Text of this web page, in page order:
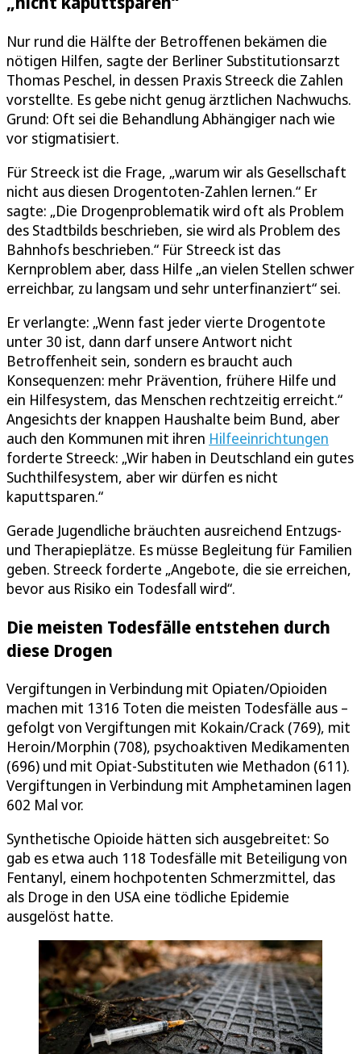
Nur rund die Hälfte der Betroffenen bekämen die
nötigen Hilfen, sagte der Berliner Substitutionsarzt
Thomas Peschel, in dessen Praxis Streeck die Zahlen
vorstellte. Es gebe nicht genug ärztlichen Nachwuchs.
Grund: Oft sei die Behandlung Abhängiger nach wie
vor stigmatisiert.
Für Streeck ist die Frage, „warum wir als Gesellschaft
nicht aus diesen Drogentoten-Zahlen lernen.“ Er
sagte: „Die Drogenproblematik wird oft als Problem
des Stadtbilds beschrieben, sie wird als Problem des
Bahnhofs beschrieben.“ Für Streeck ist das
Kernproblem aber, dass Hilfe „an vielen Stellen schwer
erreichbar, zu langsam und sehr unterfinanziert“ sei.
Er verlangte: „Wenn fast jeder vierte Drogentote
unter 30 ist, dann darf unsere Antwort nicht
Betroffenheit sein, sondern es braucht auch
Konsequenzen: mehr Prävention, frühere Hilfe und
ein Hilfesystem, das Menschen rechtzeitig erreicht.“
Angesichts der knappen Haushalte beim Bund, aber
auch den Kommunen mit ihren Hilfeeinrichtungen
forderte Streeck: „Wir haben in Deutschland ein gutes
Suchthilfesystem, aber wir dürfen es nicht
kaputtsparen.“
Gerade Jugendliche bräuchten ausreichend Entzugs-
und Therapieplätze. Es müsse Begleitung für Familien
geben. Streeck forderte „Angebote, die sie erreichen,
bevor aus Risiko ein Todesfall wird“.
Die meisten Todesfälle entstehen durch
diese Drogen
Vergiftungen in Verbindung mit Opiaten/Opioiden
machen mit 1316 Toten die meisten Todesfälle aus –
gefolgt von Vergiftungen mit Kokain/Crack (769), mit
Heroin/Morphin (708), psychoaktiven Medikamenten
(696) und mit Opiat-Substituten wie Methadon (611).
Vergiftungen in Verbindung mit Amphetaminen lagen
602 Mal vor.
Synthetische Opioide hätten sich ausgebreitet: So
gab es etwa auch 118 Todesfälle mit Beteiligung von
Fentanyl, einem hochpotenten Schmerzmittel, das
als Droge in den USA eine tödliche Epidemie
ausgelöst hatte.